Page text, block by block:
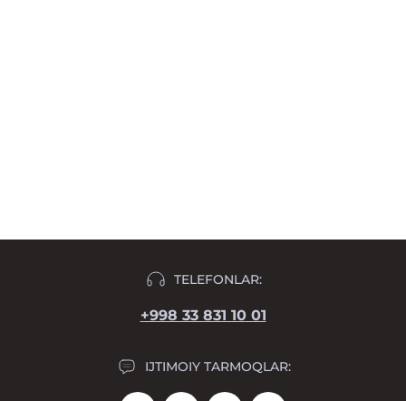
TELEFONLAR:
+998 33 831 10 01
IJTIMOIY TARMOQLAR: